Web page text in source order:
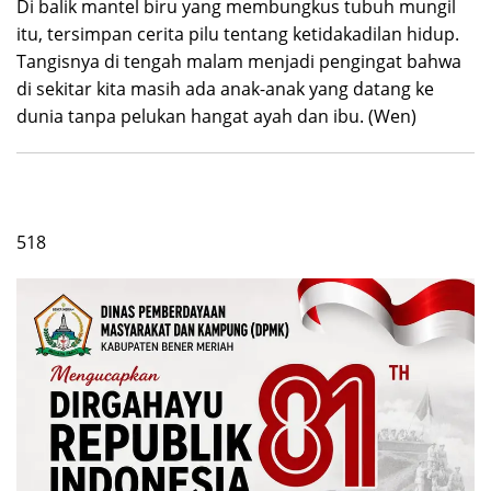
Di balik mantel biru yang membungkus tubuh mungil
itu, tersimpan cerita pilu tentang ketidakadilan hidup.
Tangisnya di tengah malam menjadi pengingat bahwa
di sekitar kita masih ada anak-anak yang datang ke
dunia tanpa pelukan hangat ayah dan ibu. (Wen)
518